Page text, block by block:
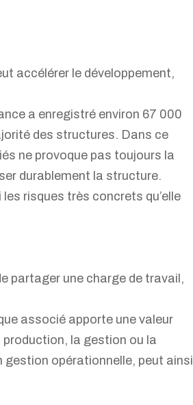
accélérer le développement,
a enregistré environ 67 000
des structures. Dans ce
ne provoque pas toujours la
durablement la structure.
risques très concrets qu’elle
partager une charge de travail,
associé apporte une valeur
production, la gestion ou la
gestion opérationnelle, peut ainsi